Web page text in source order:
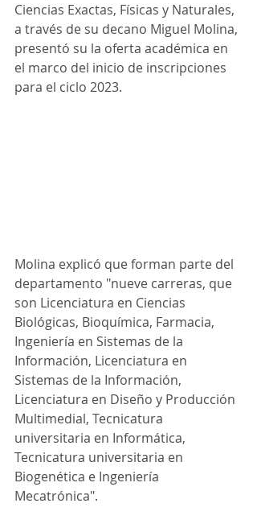
Ciencias Exactas, Físicas y Naturales,
a través de su decano Miguel Molina,
presentó su la oferta académica en
el marco del inicio de inscripciones
para el ciclo 2023.
Molina explicó que forman parte del
departamento "nueve carreras, que
son Licenciatura en Ciencias
Biológicas, Bioquímica, Farmacia,
Ingeniería en Sistemas de la
Información, Licenciatura en
Sistemas de la Información,
Licenciatura en Diseño y Producción
Multimedial, Tecnicatura
universitaria en Informática,
Tecnicatura universitaria en
Biogenética e Ingeniería
Mecatrónica".